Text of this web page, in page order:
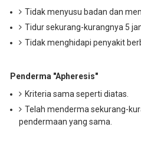
Tidak menyusu badan dan
Tidur sekurang-kurangnya 5
Tidak menghidapi penyakit
Penderma "Apheresis"
Kriteria sama seperti diatas.
Telah menderma sekurang-
pendermaan yang sama.